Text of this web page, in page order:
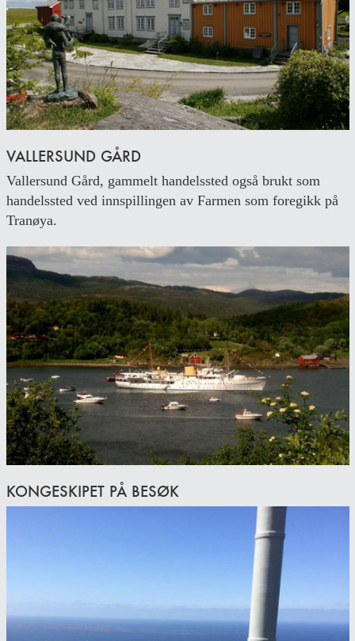
VALLERSUND GÅRD
Vallersund Gård, gammelt handelssted også brukt som
handelssted ved innspillingen av Farmen som foregikk på
Tranøya.
KONGESKIPET PÅ BESØK